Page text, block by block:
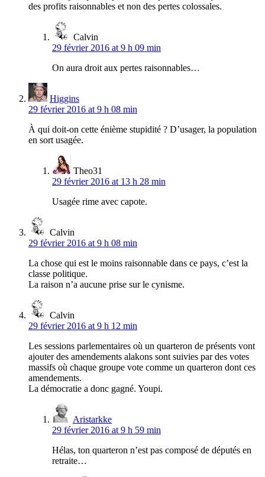
des profits raisonnables et non des pertes colossales.
Calvin
29 février 2016 at 9 h 09 min
On aura droit aux pertes raisonnables…
Higgins
29 février 2016 at 9 h 08 min
À qui doit-on cette énième stupidité ? D’usager, la population
en sort usagée.
Theo31
29 février 2016 at 13 h 28 min
Usagée rime avec capote.
Calvin
29 février 2016 at 9 h 08 min
La chose qui est le moins raisonnable dans ce pays, c’est la
classe politique.
La raison n’a aucune prise sur le cynisme.
Calvin
29 février 2016 at 9 h 12 min
Les sessions parlementaires où un quarteron de présents vont
ajouter des amendements alakons sont suivies par des votes
massifs où chaque groupe vote comme un quarteron dont ces
amendements.
La démocratie a donc gagné. Youpi.
Aristarkke
29 février 2016 at 9 h 59 min
Hélas, ton quarteron n’est pas composé de députés en
retraite…